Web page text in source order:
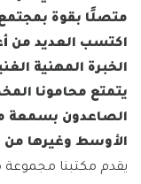
متصلًا بقوة
اكتسب العديد من
الخبرة المهنية
يتمتع محامونا
الصاعدون بسمعة
الأوسط وغيرها من
يقدم مكتبنا مجموعة